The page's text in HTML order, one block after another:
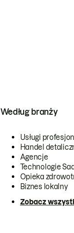
Według branży
Usługi
Handel
Agencje
Technologie
Opieka
Biznes lokalny
Zobacz